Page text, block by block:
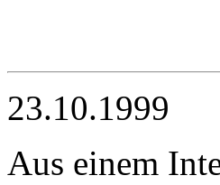
23.10.1999
Aus einem